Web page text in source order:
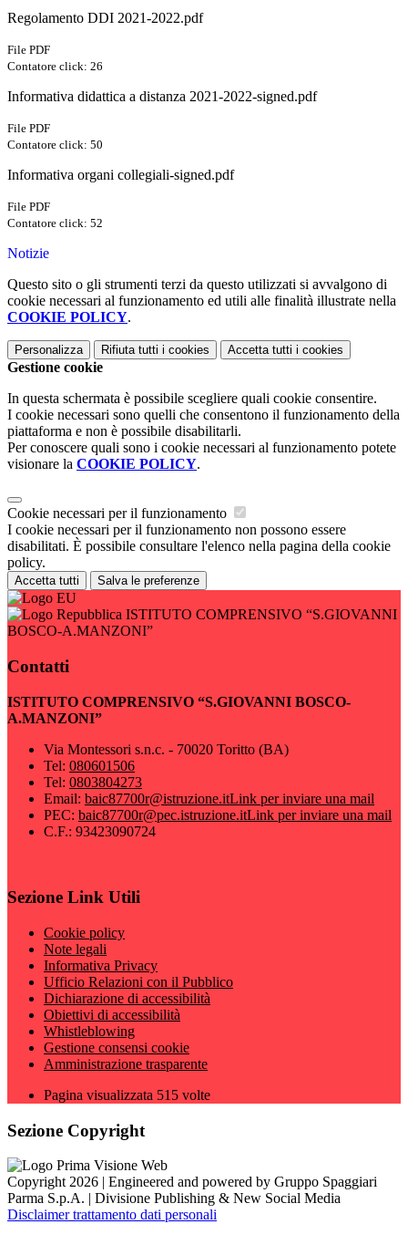
Regolamento DDI 2021-2022.pdf
File PDF
Contatore click: 26
Informativa didattica a distanza 2021-2022-signed.pdf
File PDF
Contatore click: 50
Informativa organi collegiali-signed.pdf
File PDF
Contatore click: 52
Notizie
Questo sito o gli strumenti terzi da questo utilizzati si avvalgono di
cookie necessari al funzionamento ed utili alle finalità illustrate nella
COOKIE POLICY.
Personalizza Rifiuta tutti i cookies Accetta tutti i cookies
Gestione cookie
In questa schermata è possibile scegliere quali cookie consentire.
I cookie necessari sono quelli che consentono il funzionamento della
piattaforma e non è possibile disabilitarli.
Per conoscere quali sono i cookie necessari al funzionamento potete
visionare la COOKIE POLICY.
Cookie necessari per il funzionamento
I cookie necessari per il funzionamento non possono essere
disabilitati. È possibile consultare l'elenco nella pagina della cookie
policy.
Accetta tutti Salva le preferenze
ISTITUTO COMPRENSIVO “S.GIOVANNI
BOSCO-A.MANZONI”
Contatti
ISTITUTO COMPRENSIVO “S.GIOVANNI BOSCO-
A.MANZONI”
Via Montessori s.n.c. - 70020 Toritto (BA)
Tel: 080601506
Tel: 0803804273
Email: baic87700r@istruzione.itLink per inviare una mail
PEC: baic87700r@pec.istruzione.itLink per inviare una mail
C.F.: 93423090724
Sezione Link Utili
Cookie policy
Note legali
Informativa Privacy
Ufficio Relazioni con il Pubblico
Dichiarazione di accessibilità
Obiettivi di accessibilità
Whistleblowing
Gestione consensi cookie
Amministrazione trasparente
Pagina visualizzata 515 volte
Sezione Copyright
Copyright 2026 | Engineered and powered by Gruppo Spaggiari
Parma S.p.A. | Divisione Publishing & New Social Media
Disclaimer trattamento dati personali